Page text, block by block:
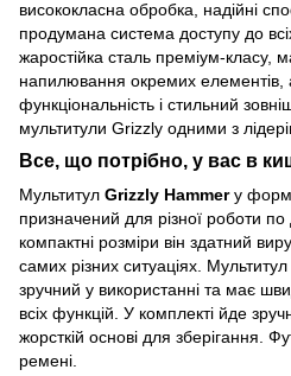
висококласна обробка, надійні
продумана система доступу до
жаростійка сталь преміум-класу,
напилювання окремих
функціональність і стильний
мультитули Grizzly одними з лідерів
Все, що потрібно, у вас в
Мультитул Grizzly Hammerу
призначений для різної роботи
компактні розміри він здатний
самих різних ситуаціях.
зручний у використанні та має
всіх функцій. У комплекті йде
жорсткій основі для зберігання.
ремені.